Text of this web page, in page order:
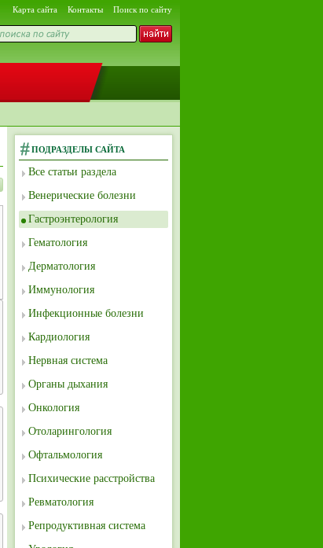
Карта сайта Контакты Поиск по сайту
ПОДРАЗДЕЛЫ САЙТА
Все статьи раздела
Венерические болезни
Гастроэнтерология
Гематология
Дерматология
Иммунология
Инфекционные болезни
Кардиология
Нервная система
Органы дыхания
Онкология
Отоларингология
Офтальмология
Психические расстройства
Ревматология
Репродуктивная система